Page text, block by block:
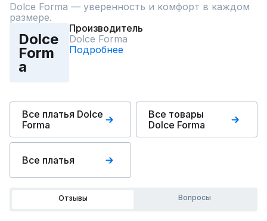
Dolce Forma — уверенность и комфорт в каждом
размере.
Dolce
Form
a
Производитель
Dolce Forma
Подробнее
Все платья Dolce
Forma
Все товары
Dolce Forma
Все платья
Отзывы Вопросы